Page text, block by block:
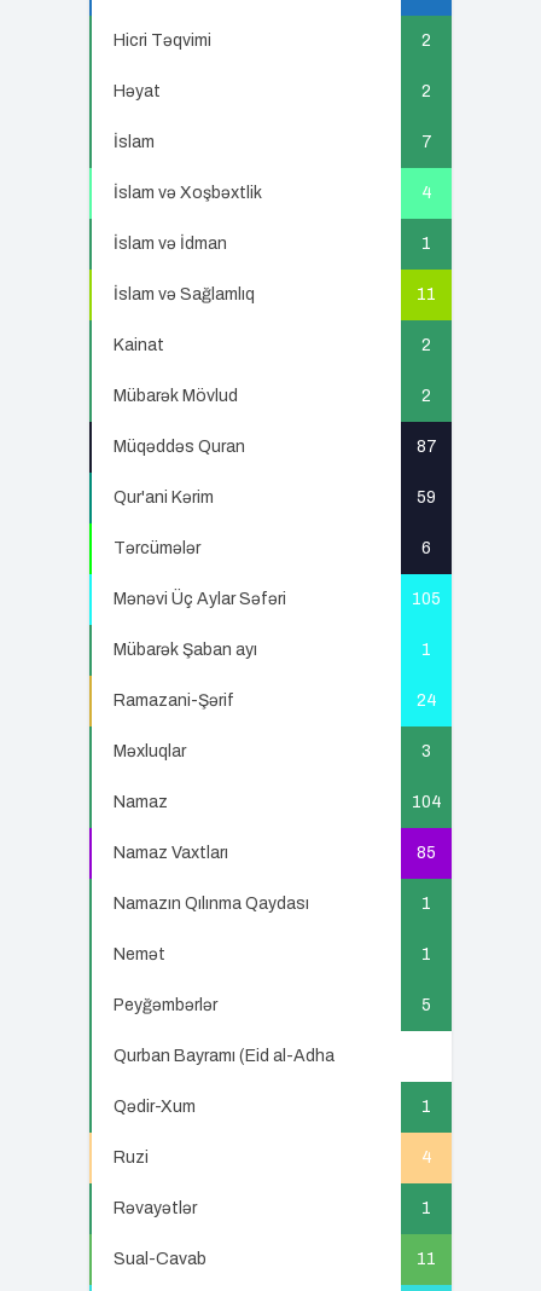
Hicri Təqvimi 2
Həyat 2
İslam 7
İslam və Xoşbəxtlik 4
İslam və İdman 1
İslam və Sağlamlıq 11
Kainat 2
Mübarək Mövlud 2
Müqəddəs Quran 87
Qur'ani Kərim 59
Tərcümələr 6
Mənəvi Üç Aylar Səfəri 105
Mübarək Şaban ayı 1
Ramazani-Şərif 24
Məxluqlar 3
Namaz 104
Namaz Vaxtları 85
Namazın Qılınma Qaydası 1
Nemət 1
Peyğəmbərlər 5
Qurban Bayramı (Eid al-Adha
Qədir-Xum 1
Ruzi 4
Rəvayətlər 1
Sual-Cavab 11